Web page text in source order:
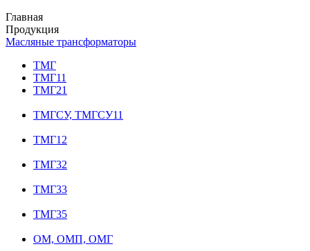
Главная
Продукция
Масляные трансформаторы
ТМГ
ТМГ11
ТМГ21
ТМГСУ, ТМГСУ11
ТМГ12
ТМГ32
ТМГ33
ТМГ35
ОМ, ОМП, ОМГ